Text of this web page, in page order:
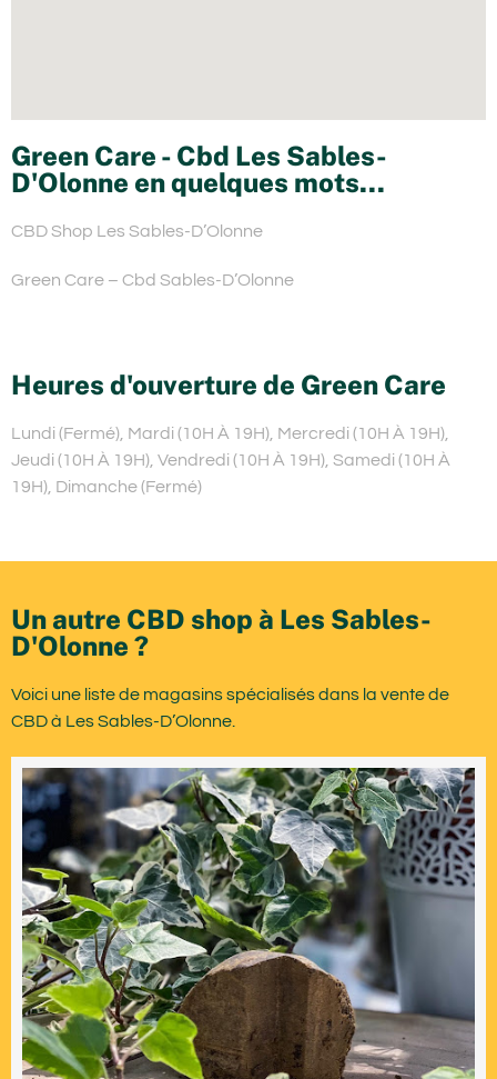
Green Care - Cbd Les Sables-
D'Olonne en quelques mots...
CBD Shop Les Sables-D’Olonne
Green Care – Cbd Sables-D’Olonne
Heures d'ouverture de Green Care
Lundi (Fermé), Mardi (10H À 19H), Mercredi (10H À 19H),
Jeudi (10H À 19H), Vendredi (10H À 19H), Samedi (10H À
19H), Dimanche (Fermé)
Un autre CBD shop à Les Sables-
D'Olonne ?
Voici une liste de magasins spécialisés dans la vente de
CBD à Les Sables-D’Olonne.